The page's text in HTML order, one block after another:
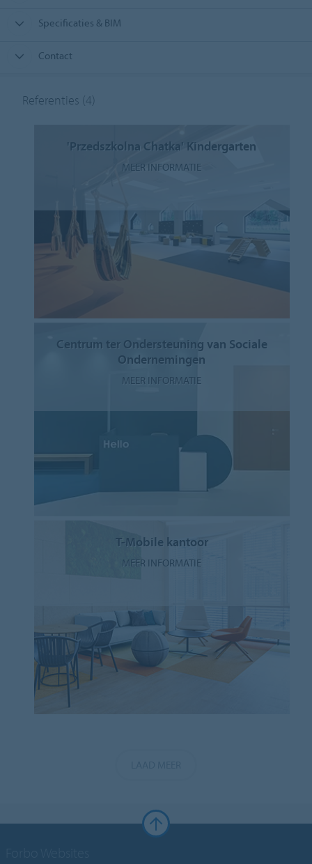
Specificaties & BIM
Contact
Referenties (4)
'Przedszkolna Chatka' Kindergarten
MEER INFORMATIE
Centrum ter Ondersteuning van Sociale
Ondernemingen
MEER INFORMATIE
T-Mobile kantoor
MEER INFORMATIE